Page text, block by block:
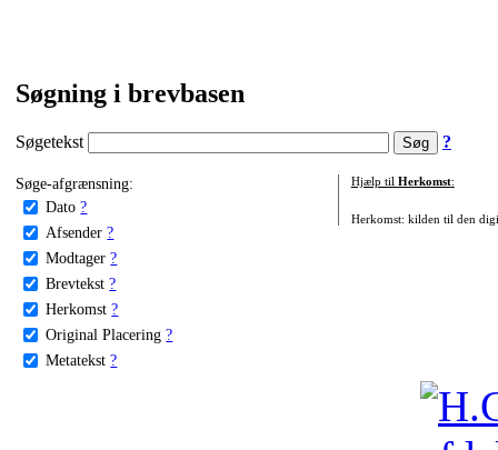
Søgning i brevbasen
Søgetekst ?
Søge-afgrænsning:
Dato ?
Afsender ?
Modtager ?
Brevtekst ?
Herkomst ?
Original Placering ?
Metatekst ?
Hjælp til Herkomst:
Herkomst: kilden til den